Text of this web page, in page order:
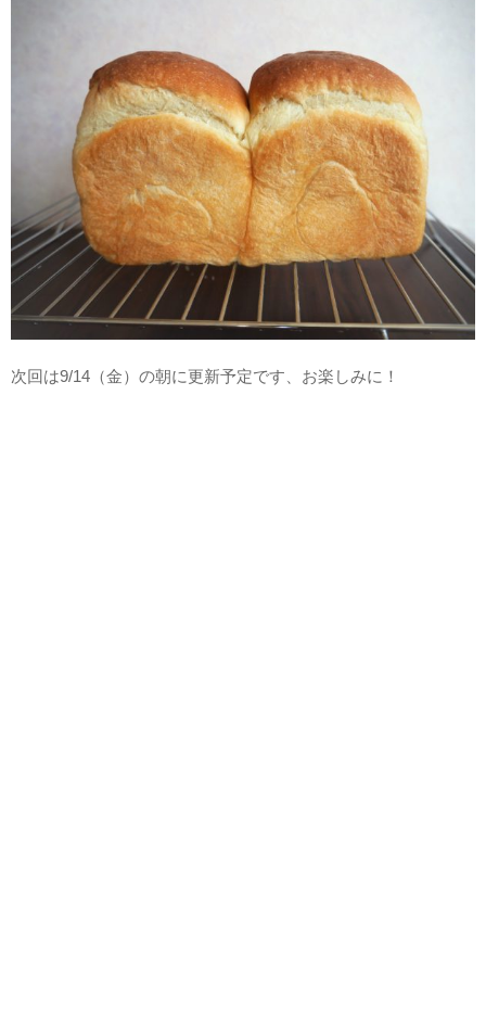
次回は9/14（金）の朝に更新予定です、お楽しみに！